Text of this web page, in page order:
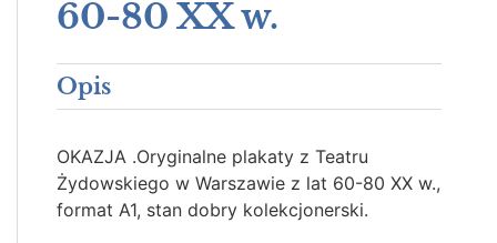
60-80 XX w.
Opis
OKAZJA .Oryginalne plakaty z Teatru
Żydowskiego w Warszawie z lat 60-80 XX w.,
format A1, stan dobry kolekcjonerski.